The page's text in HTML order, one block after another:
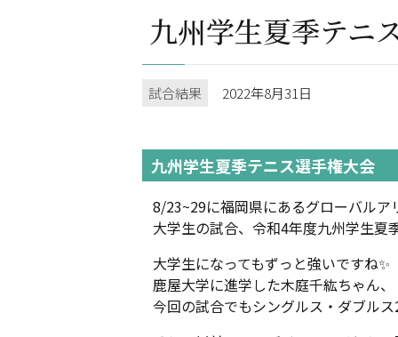
九州学生夏季テニ
試合結果 2022年8月31日
九州学生夏季テニス選手権大会
8/23~29に福岡県にあるグローバルア
大学生の試合、令和4年度九州学生夏
大学生になってもずっと強いですね✨
鹿屋大学に進学した木庭千紘ちゃん、
今回の試合でもシングルス・ダブル